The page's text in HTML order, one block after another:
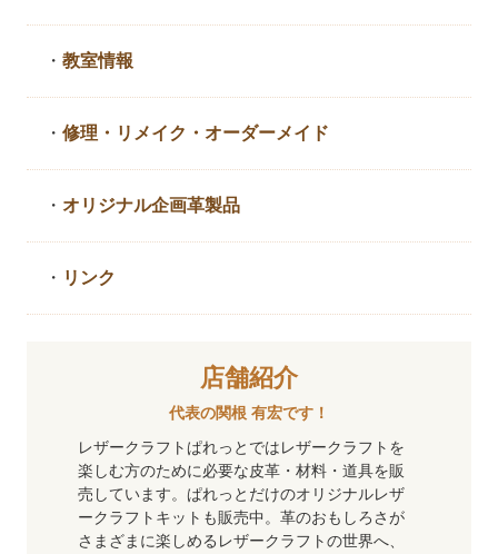
・教室情報
・修理・リメイク・ オーダーメイド
・ オリジナル企画革製品
・ リンク
店舗紹介
代表の関根 有宏です！
レザークラフトぱれっとではレザークラフトを
楽しむ方のために必要な皮革・材料・道具を販
売しています。ぱれっとだけのオリジナルレザ
ークラフトキットも販売中。革のおもしろさが
さまざまに楽しめるレザークラフトの世界へ、